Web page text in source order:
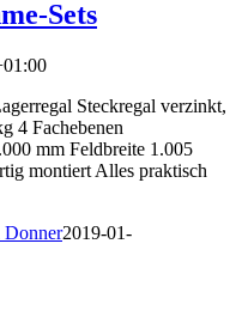
Sets
Steckregal verzinkt,
4 Fachebenen
mm Feldbreite 1.005
montiert Alles praktisch
Donner2019-01-